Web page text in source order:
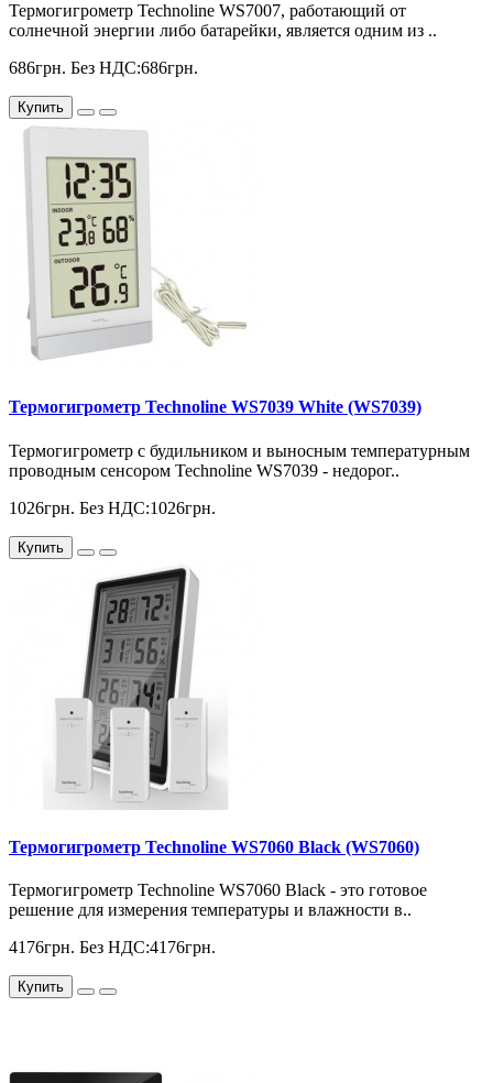
Термогигрометр Technoline WS7007, работающий от
солнечной энергии либо батарейки, является одним из ..
686грн. Без НДС:686грн.
Купить
Термогигрометр Technoline WS7039 White (WS7039)
Термогигрометр с будильником и выносным температурным
проводным сенсором Technoline WS7039 - недорог..
1026грн. Без НДС:1026грн.
Купить
Термогигрометр Technoline WS7060 Black (WS7060)
Термогигрометр Technoline WS7060 Black - это готовое
решение для измерения температуры и влажности в..
4176грн. Без НДС:4176грн.
Купить